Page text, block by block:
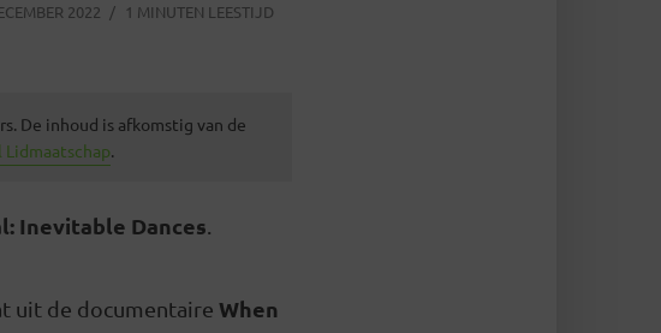
2022 1 MINUTEN LEESTIJD
De inhoud is afkomstig van de
.
Inevitable Dances.
uit de documentaire When